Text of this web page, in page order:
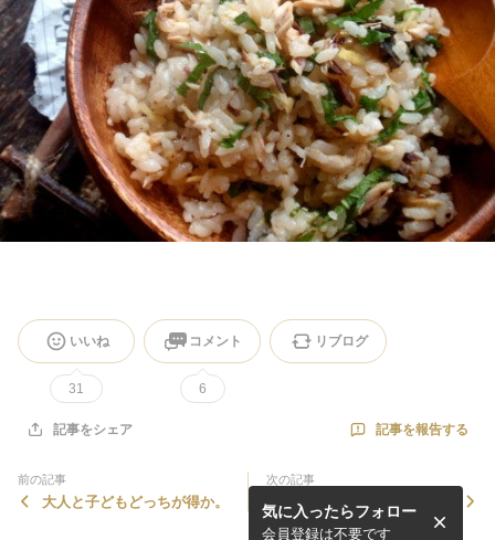
いいね
31
コメント
6
リブログ
記事をシェア 記事を報告する
前の記事
大人と子どもどっちが得か。
次の記事
先生に叱られた一番古い記憶
について
気に入ったらフォロー
会員登録は不要です